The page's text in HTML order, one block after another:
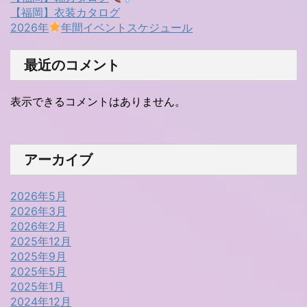
【福岡】衣装カタログ
2026年
年間イベントスケジュール
最近のコメント
表示できるコメントはありません。
アーカイブ
2026年5月
2026年3月
2026年2月
2025年12月
2025年9月
2025年5月
2025年1月
2024年12月